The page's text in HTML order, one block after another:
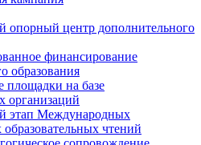
центр дополнительного
финансирование
образования
на базе
организаций
этап Международных
чтений